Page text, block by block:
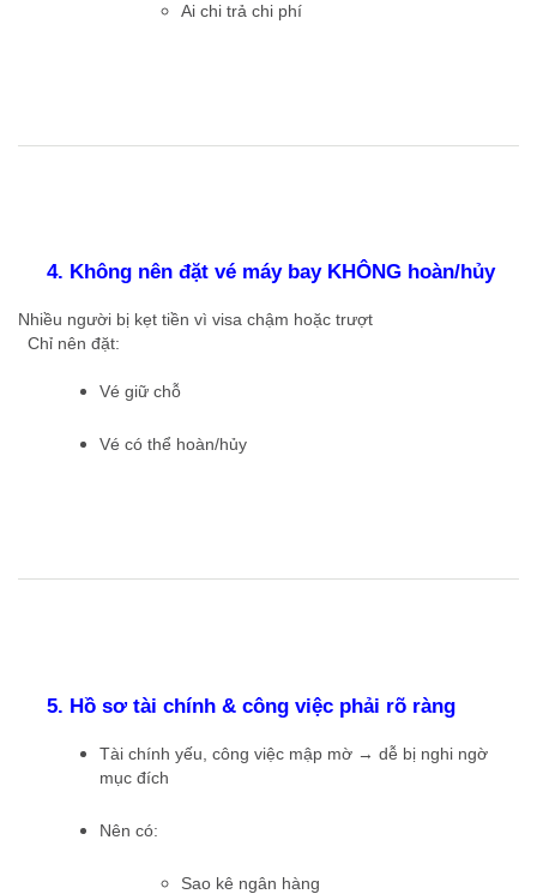
Ai chi trả chi phí
4. Không nên đặt vé máy bay KHÔNG hoàn/hủy
Nhiều người bị kẹt tiền vì visa chậm hoặc trượt
Chỉ nên đặt:
Vé giữ chỗ
Vé có thể hoàn/hủy
5. Hồ sơ tài chính & công việc phải rõ ràng
Tài chính yếu, công việc mập mờ → dễ bị nghi ngờ
mục đích
Nên có:
Sao kê ngân hàng